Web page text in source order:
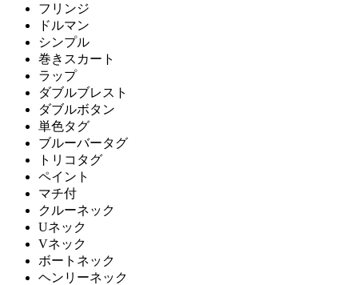
フリンジ
ドルマン
シンプル
巻きスカート
ラップ
ダブルブレスト
ダブルボタン
単色タグ
ブルーバータグ
トリコタグ
ペイント
マチ付
クルーネック
Uネック
Vネック
ボートネック
ヘンリーネック